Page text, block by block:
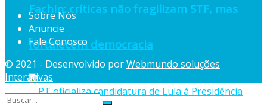
Fachin: críticas não fragilizam STF, mas
fortalecem democracia
Sobre Nós
Anuncie
Fale Conosco
© 2021 - Desenvolvido porWebmundo soluções
Interativas